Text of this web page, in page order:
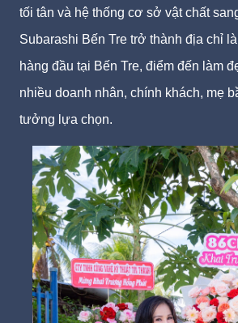
tối tân và hệ thống cơ sở vật chất
Subarashi Bến Tre trở thành địa chỉ
hàng đầu tại Bến Tre, điểm đến làm
nhiều doanh nhân, chính khách, mẹ
tưởng lựa chọn.